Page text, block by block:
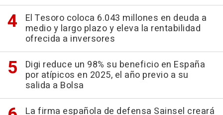
El Tesoro coloca 6.043 millones en deuda a
medio y largo plazo y eleva la rentabilidad
ofrecida a inversores
Digi reduce un 98% su beneficio en España
por atípicos en 2025, el año previo a su
salida a Bolsa
La firma española de defensa Sainsel creará